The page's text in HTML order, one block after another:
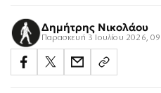
Δημήτρης Νικολάου
Παρασκευή 3 Ιουλίου 2026,